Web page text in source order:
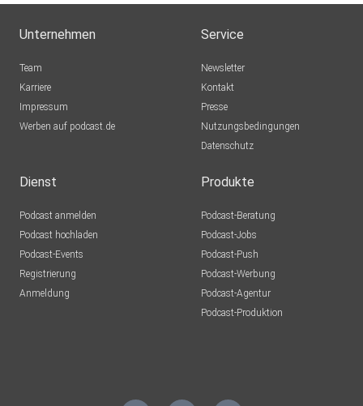
Unternehmen
Team
Karriere
Impressum
Werben auf podcast.de
Service
Newsletter
Kontakt
Presse
Nutzungsbedingungen
Datenschutz
Dienst
Podcast anmelden
Podcast hochladen
Podcast-Events
Registrierung
Anmeldung
Produkte
Podcast-Beratung
Podcast-Jobs
Podcast-Push
Podcast-Werbung
Podcast-Agentur
Podcast-Produktion